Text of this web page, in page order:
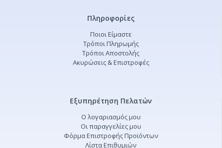
Πληροφορίες
Ποιοι Είμαστε
Τρόποι Πληρωμής
Τρόποι Αποστολής
Ακυρώσεις & Επιστροφές
Εξυπηρέτηση Πελατών
Ο λογαριασμός μου
Οι παραγγελίες μου
Φόρμα Επιστροφής Προϊόντων
Λίστα Επιθυμιών